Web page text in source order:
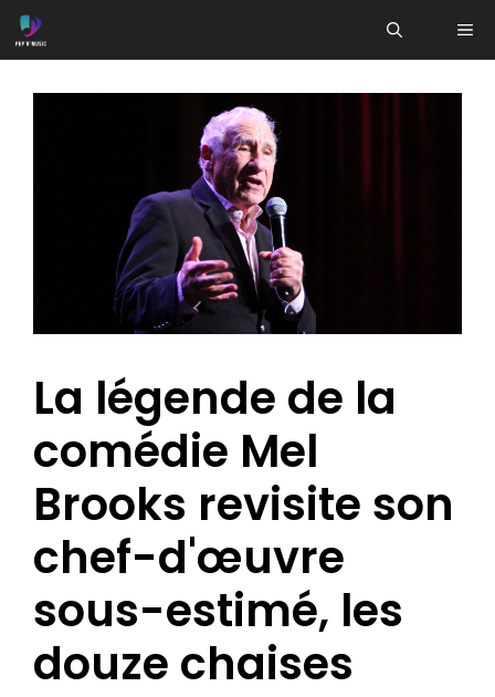
Aller
au
La légende de la
comédie Mel
Brooks revisite son
chef-d'œuvre
sous-estimé, les
douze chaises